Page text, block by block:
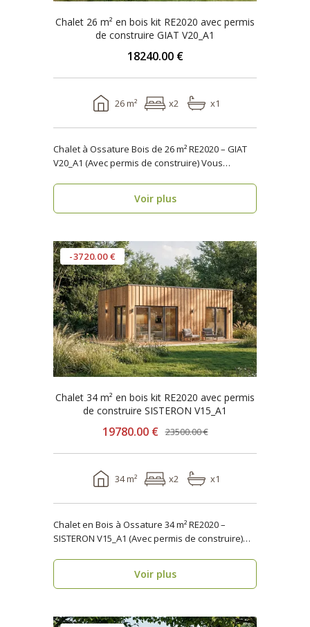
Chalet 26 m² en bois kit RE2020 avec permis
de construire GIAT V20_A1
18240.00 €
26 m² x2 x1
Chalet à Ossature Bois de 26 m² RE2020 – GIAT
V20_A1 (Avec permis de construire) Vous
Voir plus
-3720.00 €
Chalet 34 m² en bois kit RE2020 avec permis
de construire SISTERON V15_A1
19780.00 € 23500.00 €
34 m² x2 x1
Chalet en Bois à Ossature 34 m² RE2020 –
SISTERON V15_A1 (Avec permis de construire)
Voir plus